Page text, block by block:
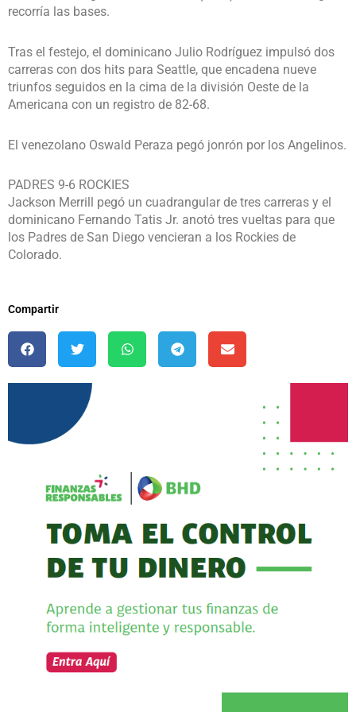
recorría las bases.
Tras el festejo, el dominicano Julio Rodríguez impulsó dos
carreras con dos hits para Seattle, que encadena nueve
triunfos seguidos en la cima de la división Oeste de la
Americana con un registro de 82-68.
El venezolano Oswald Peraza pegó jonrón por los Angelinos.
PADRES 9-6 ROCKIES
Jackson Merrill pegó un cuadrangular de tres carreras y el
dominicano Fernando Tatis Jr. anotó tres vueltas para que
los Padres de San Diego vencieran a los Rockies de
Colorado.
Compartir